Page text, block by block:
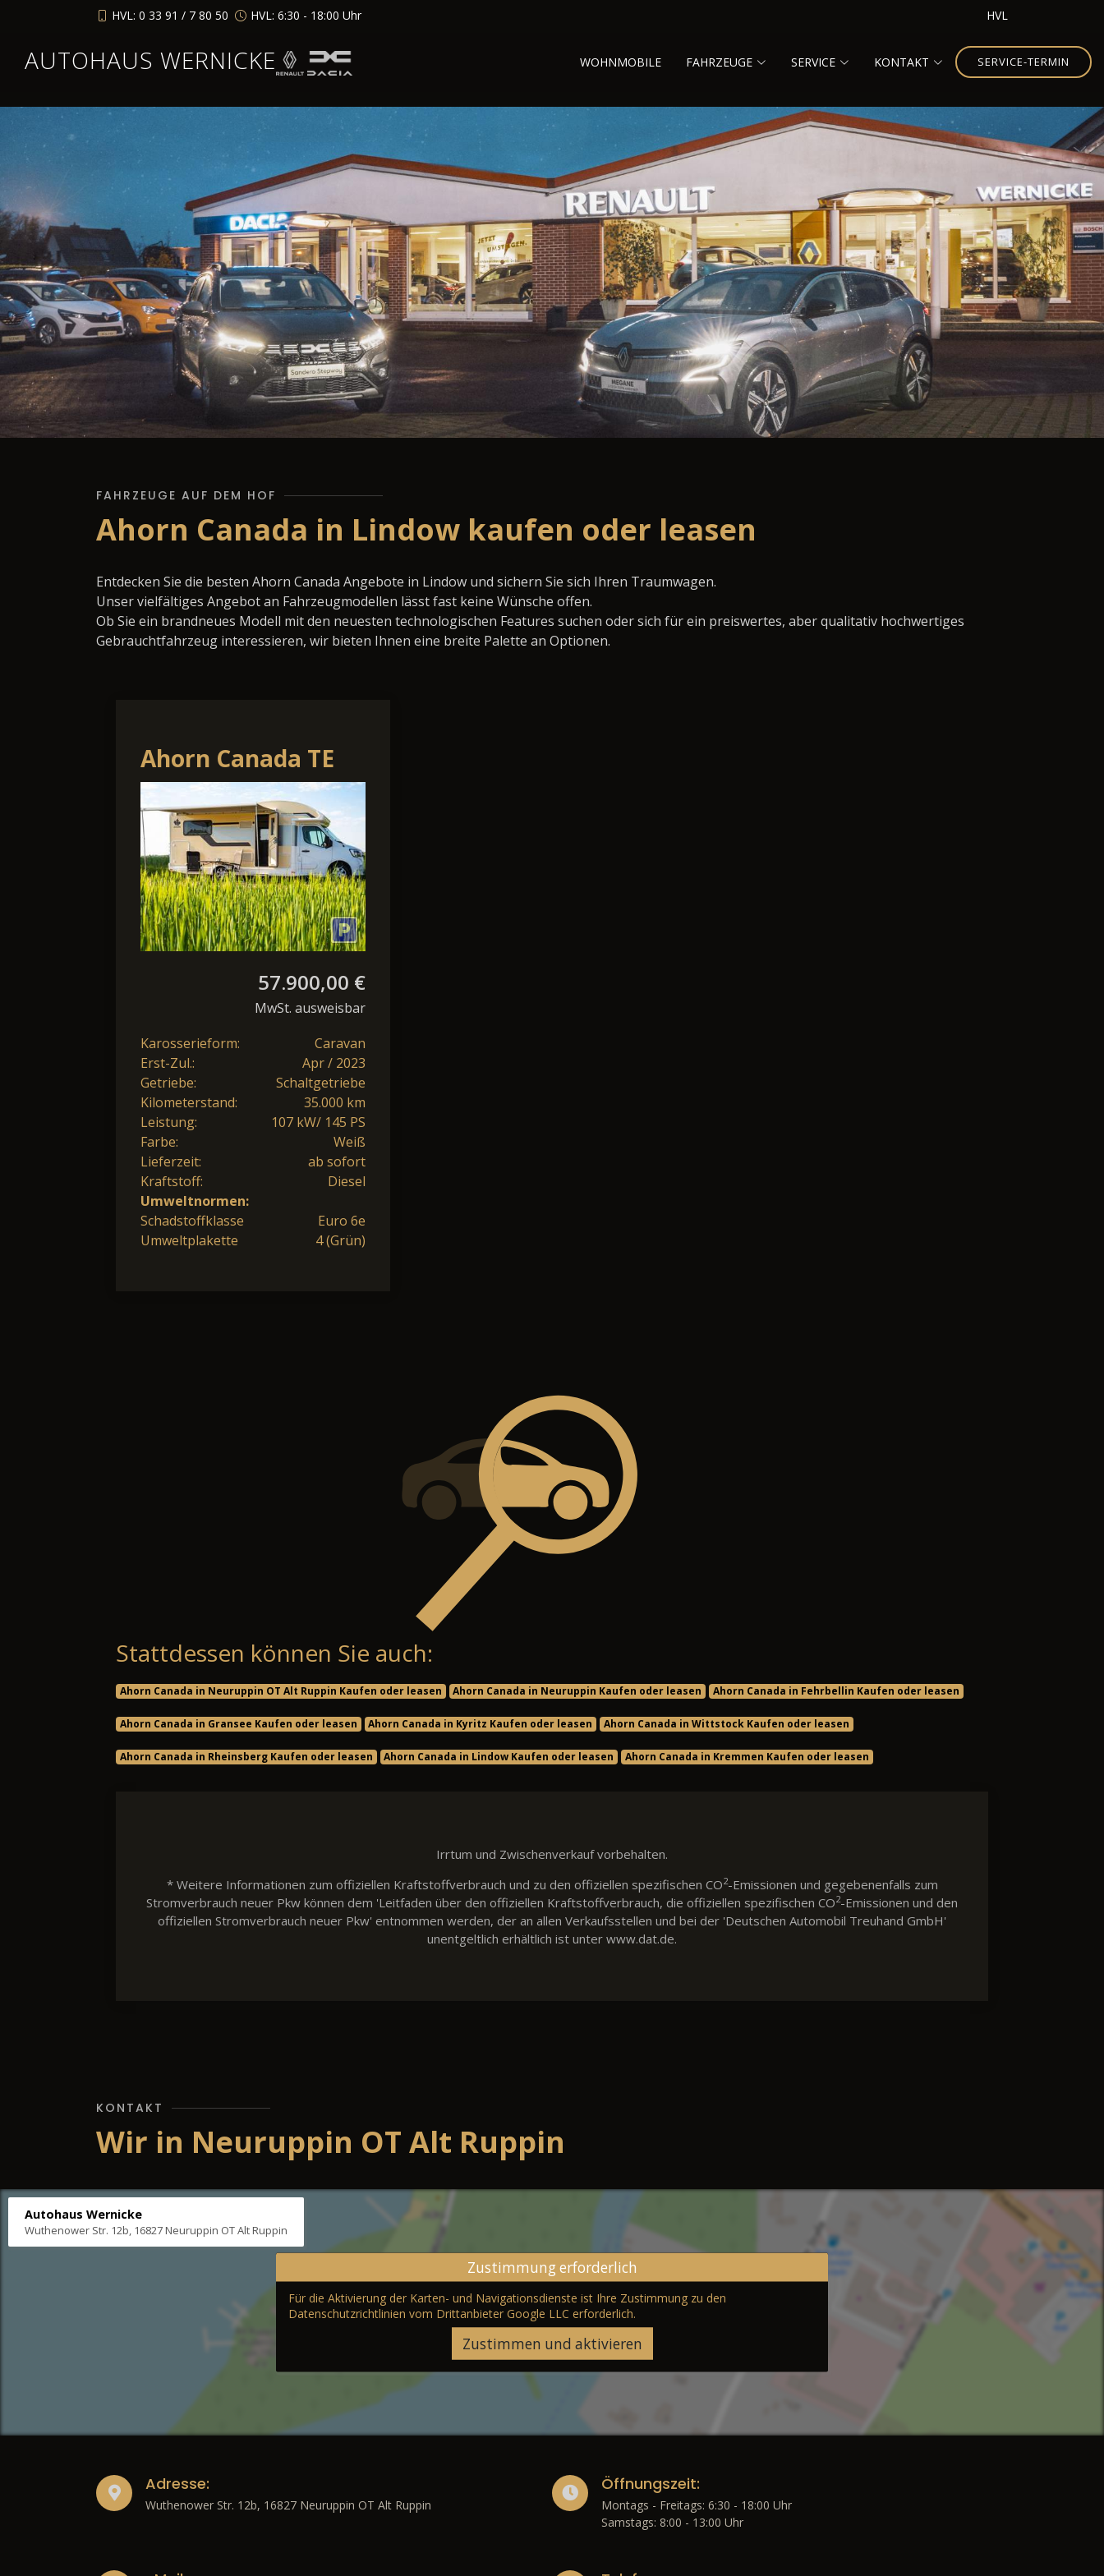
HVL: 0 33 91 / 7 80 50 HVL: 6:30 - 18:00 Uhr HVL
AUTOHAUS WERNICKE WOHNMOBILE FAHRZEUGE SERVICE KONTAKT SERVICE-TERMIN
FAHRZEUGE AUF DEM HOF
Ahorn Canada in Lindow kaufen oder leasen
Entdecken Sie die besten Ahorn Canada Angebote in Lindow und sichern Sie sich Ihren Traumwagen.
Unser vielfältiges Angebot an Fahrzeugmodellen lässt fast keine Wünsche offen.
Ob Sie ein brandneues Modell mit den neuesten technologischen Features suchen oder sich für ein preiswertes, aber qualitativ hochwertiges
Gebrauchtfahrzeug interessieren, wir bieten Ihnen eine breite Palette an Optionen.
Ahorn Canada TE
plus
57.900,00 €
MwSt. ausweisbar
Karosserieform:
Caravan
Erst-Zul.:
Apr / 2023
Getriebe:
Schaltgetriebe
Kilometerstand:
35.000 km
Leistung:
107 kW/ 145 PS
Farbe:
Weiß
Lieferzeit:
ab sofort
Kraftstoff:
Diesel
Umweltnormen:
Schadstoffklasse
Euro 6e
Umweltplakette
4 (Grün)
Stattdessen können Sie auch:
Ahorn Canada in Neuruppin OT Alt Ruppin Kaufen oder leasen Ahorn Canada in Neuruppin Kaufen oder leasen Ahorn Canada in Fehrbellin Kaufen oder leasen
Ahorn Canada in Gransee Kaufen oder leasen Ahorn Canada in Kyritz Kaufen oder leasen Ahorn Canada in Wittstock Kaufen oder leasen
Ahorn Canada in Rheinsberg Kaufen oder leasen Ahorn Canada in Lindow Kaufen oder leasen Ahorn Canada in Kremmen Kaufen oder leasen
Irrtum und Zwischenverkauf vorbehalten.
* Weitere Informationen zum offiziellen Kraftstoffverbrauch und zu den offiziellen spezifischen CO2-Emissionen und gegebenenfalls zum
Stromverbrauch neuer Pkw können dem 'Leitfaden über den offiziellen Kraftstoffverbrauch, die offiziellen spezifischen CO2-Emissionen und den
offiziellen Stromverbrauch neuer Pkw' entnommen werden, der an allen Verkaufsstellen und bei der 'Deutschen Automobil Treuhand GmbH'
unentgeltlich erhältlich ist unter www.dat.de.
KONTAKT
Wir in Neuruppin OT Alt Ruppin
Autohaus Wernicke
Wuthenower Str. 12b, 16827 Neuruppin OT Alt Ruppin
Zustimmung erforderlich
Für die Aktivierung der Karten- und Navigationsdienste ist Ihre Zustimmung zu den
Datenschutzrichtlinien vom Drittanbieter Google LLC erforderlich.
Zustimmen und aktivieren
Adresse:
Wuthenower Str. 12b, 16827 Neuruppin OT Alt Ruppin
Öffnungszeit:
Montags - Freitags: 6:30 - 18:00 Uhr
Samstags: 8:00 - 13:00 Uhr